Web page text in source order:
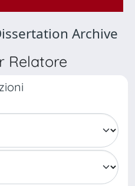
Archive
Relatore